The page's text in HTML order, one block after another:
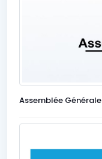
Assemblée Générale